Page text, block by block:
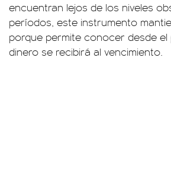
encuentran lejos de los niveles
períodos, este instrumento
porque permite conocer desde
dinero se recibirá al vencimiento.